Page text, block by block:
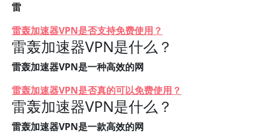
雷
雷轰加速器VPN是否支持免费使用？
雷轰加速器VPN是什么？
雷轰加速器VPN是一种高效的网
雷轰加速器VPN是否真的可以免费使用？
雷轰加速器VPN是什么？
雷轰加速器VPN是一款高效的网